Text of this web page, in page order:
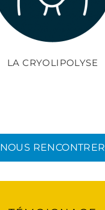
LA CRYOLIPOLYSE
NOUS RENCONTRER